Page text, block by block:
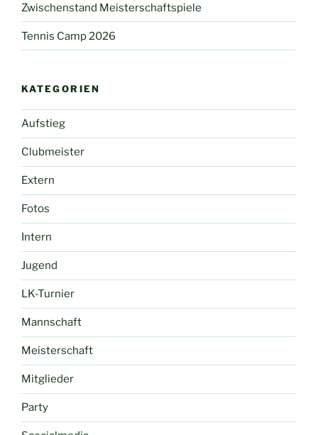
Zwischenstand Meisterschaftspiele
Tennis Camp 2026
KATEGORIEN
Aufstieg
Clubmeister
Extern
Fotos
Intern
Jugend
LK-Turnier
Mannschaft
Meisterschaft
Mitglieder
Party